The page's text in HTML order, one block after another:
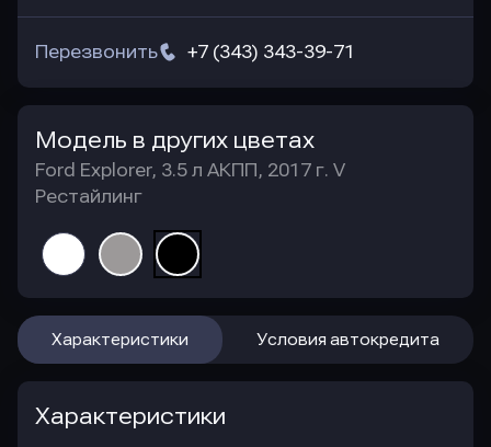
+7 (343) 343-39-71
Перезвонить
Модель в других цветах
Ford Explorer, 3.5 л АКПП, 2017 г. V
Рестайлинг
Характеристики Условия автокредита
Характеристики